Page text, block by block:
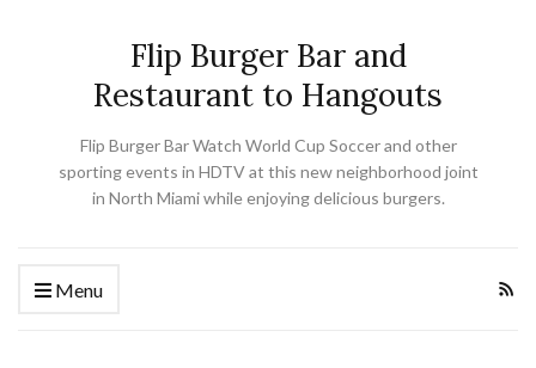
Flip Burger Bar and
Restaurant to Hangouts
Flip Burger Bar Watch World Cup Soccer and other
sporting events in HDTV at this new neighborhood joint
in North Miami while enjoying delicious burgers.
Menu